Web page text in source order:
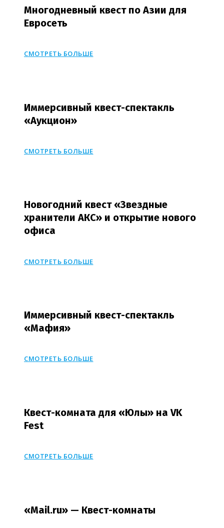
Многодневный квест по Азии для
Евросеть
СМОТРЕТЬ БОЛЬШЕ
Иммерсивный квест-спектакль
«Аукцион»
СМОТРЕТЬ БОЛЬШЕ
Новогодний квест «Звездные
хранители АКС» и открытие нового
офиса
СМОТРЕТЬ БОЛЬШЕ
Иммерсивный квест-спектакль
«Мафия»
СМОТРЕТЬ БОЛЬШЕ
Квест-комната для «Юлы» на VK
Fest
СМОТРЕТЬ БОЛЬШЕ
«Mail.ru» — Квест-комнаты